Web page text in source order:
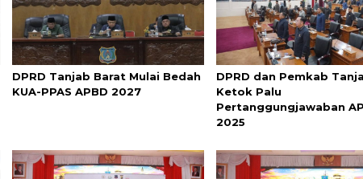
DPRD Tanjab Barat Mulai Bedah
KUA-PPAS APBD 2027
DPRD dan Pemkab
Ketok Palu
Pertanggungjawaban
2025